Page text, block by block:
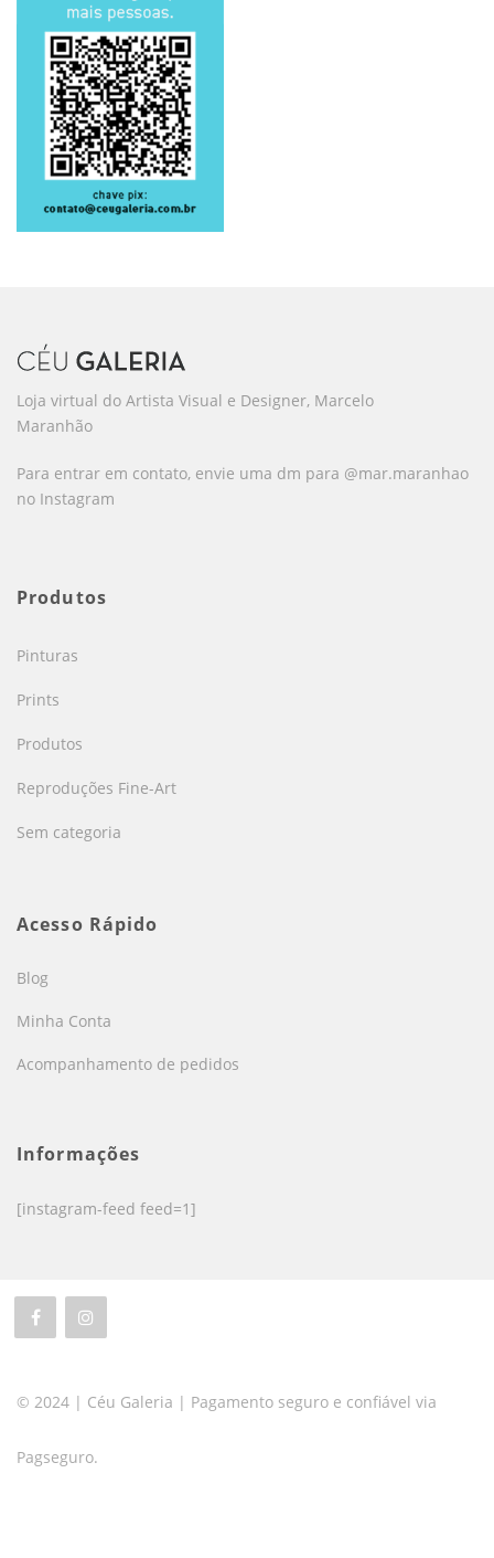
Loja virtual do Artista Visual e Designer, Marcelo
Maranhão
Para entrar em contato, envie uma dm para @mar.maranhao
no Instagram
Produtos
Pinturas
Prints
Produtos
Reproduções Fine-Art
Sem categoria
Acesso Rápido
Blog
Minha Conta
Acompanhamento de pedidos
Informações
[instagram-feed feed=1]
© 2024 | Céu Galeria | Pagamento seguro e confiável via
Pagseguro.